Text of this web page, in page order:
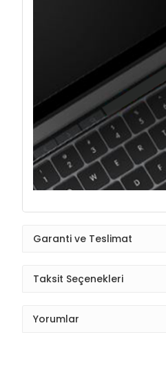
Garanti ve Teslimat
Taksit Seçenekleri
Yorumlar